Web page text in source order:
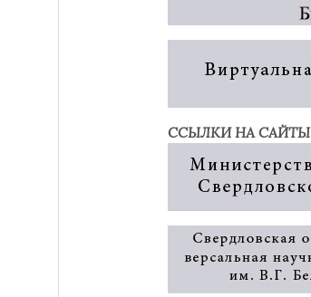
ССЫЛКИ НА САЙТЫ